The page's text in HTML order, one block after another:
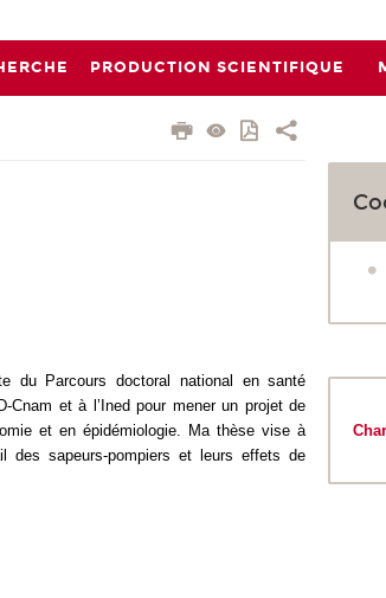
PRODUCTION SCIENTIFIQUE
du Parcours doctoral national en santé
Cnam et à l’Ined pour mener un projet de
et en épidémiologie. Ma thèse vise à
des sapeurs-pompiers et leurs effets de